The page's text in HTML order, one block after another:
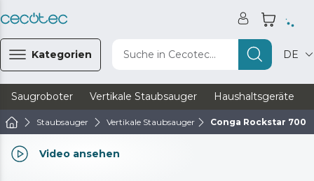
Kategorien Suche in Cecotec... DE
Saugroboter Vertikale Staubsauger Haushaltsgeräte
Staubsauger Vertikale Staubsauger Conga Rockstar 700
Video ansehen